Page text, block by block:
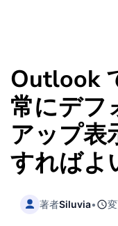
Outlook
常にデフ
アップ表
すればよ
著者Siluvia•